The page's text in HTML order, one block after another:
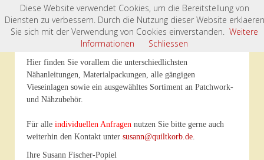
Willkommen im „Quiltkorb“- Onlineshop
Hier finden Sie vorallem die unterschiedlichsten
Nähanleitungen, Materialpackungen, alle gängigen
Vieseinlagen sowie ein ausgewähltes Sortiment an Patchwork-
und Nähzubehör.
Für alle individuellen Anfragen nutzen Sie bitte gerne auch
weiterhin den Kontakt unter susann@quiltkorb.de.
Ihre Susann Fischer-Popiel
Diese Website verwendet Cookies, um die Bereitstellung von
Diensten zu verbessern. Durch die Nutzung dieser Website erklaeren
Sie sich mit der Verwendung von Cookies einverstanden. Weitere
Informationen
Schliessen